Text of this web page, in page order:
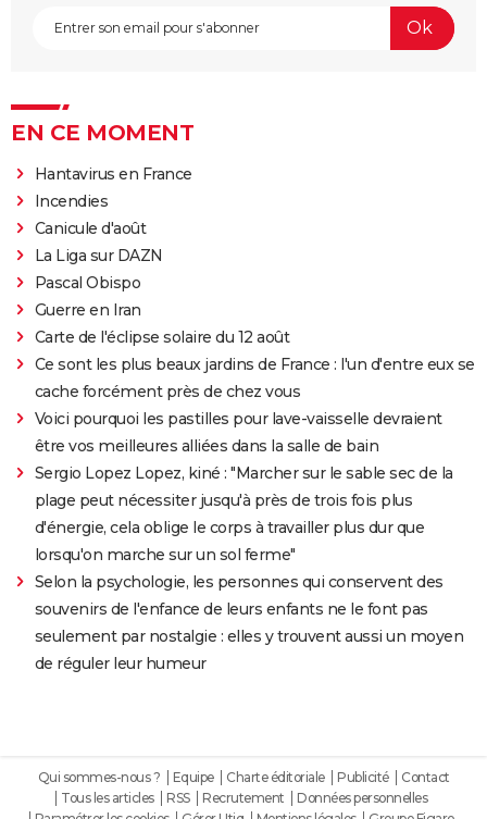
EN CE MOMENT
Hantavirus en France
Incendies
Canicule d'août
La Liga sur DAZN
Pascal Obispo
Guerre en Iran
Carte de l'éclipse solaire du 12 août
Ce sont les plus beaux jardins de France : l'un d'entre eux se
cache forcément près de chez vous
Voici pourquoi les pastilles pour lave-vaisselle devraient
être vos meilleures alliées dans la salle de bain
Sergio Lopez Lopez, kiné : "Marcher sur le sable sec de la
plage peut nécessiter jusqu'à près de trois fois plus
d'énergie, cela oblige le corps à travailler plus dur que
lorsqu'on marche sur un sol ferme"
Selon la psychologie, les personnes qui conservent des
souvenirs de l'enfance de leurs enfants ne le font pas
seulement par nostalgie : elles y trouvent aussi un moyen
de réguler leur humeur
Qui sommes-nous ? Equipe Charte éditoriale Publicité
Contact
Tous les articles
RSS Recrutement
Données personnelles